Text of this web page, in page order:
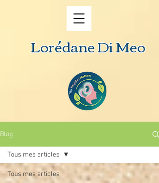
Lorédane Di Meo
Blog
Tous mes articles
Tous mes articles